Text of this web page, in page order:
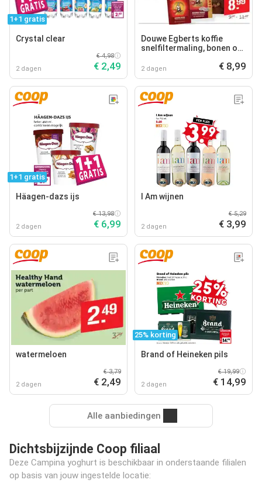
1+1 gratis
Crystal clear
2 dagen
€ 4,98
€ 2,49
Douwe Egberts koffie
snelfiltermaling, bonen of
2 dagen € 8,99
1+1 gratis
Häagen-dazs ijs
2 dagen
€ 13,98
€ 6,99
I Am wijnen
2 dagen
€ 5,29
€ 3,99
watermeloen
2 dagen
€ 3,79
€ 2,49
25% korting
Brand of Heineken pils
2 dagen
€ 19,99
€ 14,99
Alle aanbiedingen
Dichtsbijzijnde Coop filiaal
Deze Campina yoghurt is beschikbaar in onderstaande filialen
op basis van jouw ingestelde locatie: